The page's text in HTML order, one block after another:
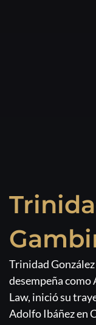
Trinidad
desempeña
Law, inició su
Adolfo Ibáñez en